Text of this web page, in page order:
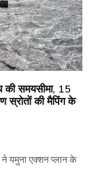
समयसीमा, 15
स्रोतों की मैपिंग के
ने यमुना एक्शन प्लान के